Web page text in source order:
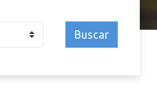
Buscar